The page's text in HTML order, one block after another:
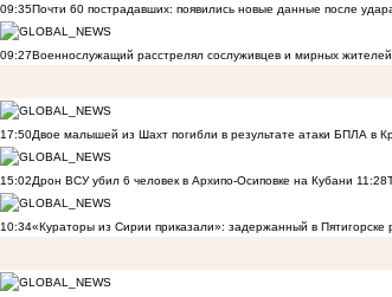
09:35Почти 60 пострадавших: появились новые данные после
09:27Военнослужащий расстрелял сослуживцев и мирных
17:50Двое малышей из Шахт погибли в результате атаки БПЛА в
15:02Дрон ВСУ убил 6 человек в Архипо-Осиповке на Кубани 11:28
10:34«Кураторы из Сирии приказали»: задержанный в Пятигорске